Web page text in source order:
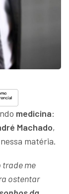
medicina:
Machado,
matéria.
trade me
ostentar